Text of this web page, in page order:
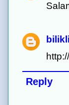
Reply